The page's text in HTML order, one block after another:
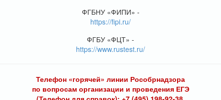
ФГБНУ «ФИПИ» -
https://fipi.ru/
ФГБУ «ФЦТ» -
https://www.rustest.ru/
Телефон «горячей» линии Рособрнадзора
по вопросам организации и проведения ЕГЭ